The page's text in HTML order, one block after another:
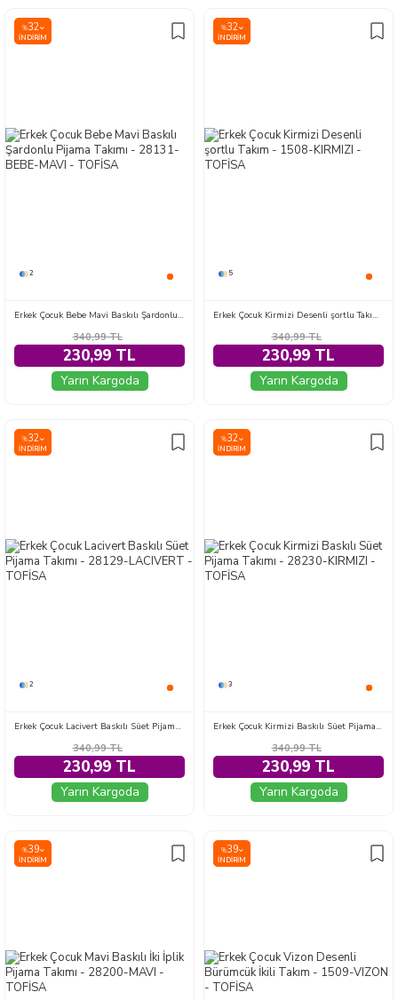
%32
İNDIRIM
2
Erkek Çocuk Bebe Mavi Baskılı Şardonlu Pijama Takımı - 28131-BEBE-MAVI
340,99TL
230,99 TL
Yarın Kargoda
%32
İNDIRIM
5
Erkek Çocuk Kirmizi Desenli şortlu Takım - 1508-KIRMIZI
340,99TL
230,99 TL
Yarın Kargoda
%32
İNDIRIM
2
Erkek Çocuk Lacivert Baskılı Süet Pijama Takımı - 28129-LACIVERT
340,99TL
230,99 TL
Yarın Kargoda
%32
İNDIRIM
3
Erkek Çocuk Kirmizi Baskılı Süet Pijama Takımı - 28230-KIRMIZI
340,99TL
230,99 TL
Yarın Kargoda
%39
İNDIRIM
%39
İNDIRIM